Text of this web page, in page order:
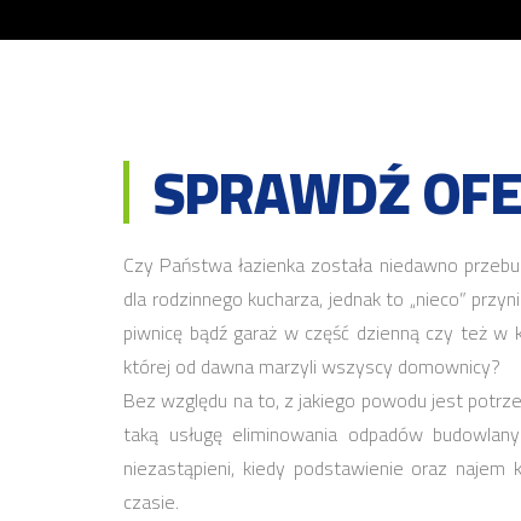
SPRAWDŹ
Czy Państwa łazienka została niedawno
dla rodzinnego kucharza, jednak to „nieco”
piwnicę bądź garaż w część dzienną czy też
której od dawna marzyli wszyscy domownicy?
Bez względu na to, z jakiego powodu jest
taką usługę eliminowania odpadów
niezastąpieni, kiedy podstawienie oraz
czasie.